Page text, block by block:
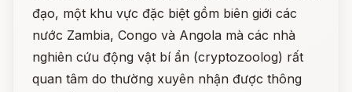
đạo, một khu vực đặc biệt gồm biên giới các
nước Zambia, Congo và Angola mà các nhà
nghiên cứu động vật bí ẩn (cryptozoolog) rất
quan tâm do thường xuyên nhận được thông